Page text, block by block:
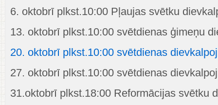
6. oktobrī plkst.10:00 Pļaujas svētku
13. oktobrī plkst.10:00 svētdienas ģimeņu
20. oktobrī plkst.10:00 svētdienas
27. oktobrī plkst.10:00 svētdienas
31.oktobrī plkst.18:00 Reformācijas svētku